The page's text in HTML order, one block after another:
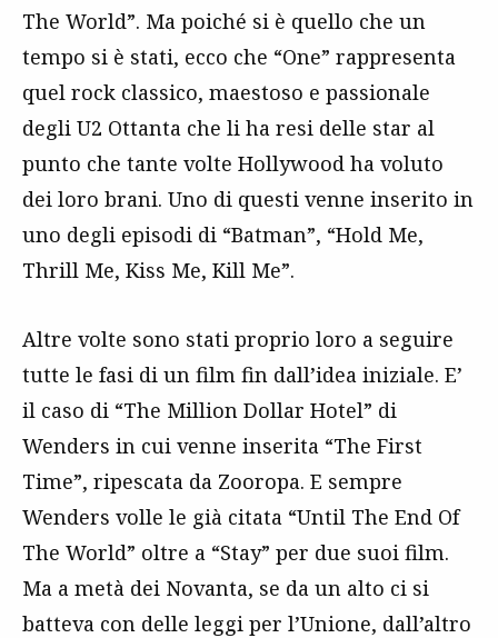
The World”. Ma poiché si è quello che un
tempo si è stati, ecco che “One” rappresenta
quel rock classico, maestoso e passionale
degli U2 Ottanta che li ha resi delle star al
punto che tante volte Hollywood ha voluto
dei loro brani. Uno di questi venne inserito in
uno degli episodi di “Batman”, “Hold Me,
Thrill Me, Kiss Me, Kill Me”.
Altre volte sono stati proprio loro a seguire
tutte le fasi di un film fin dall’idea iniziale. E’
il caso di “The Million Dollar Hotel” di
Wenders in cui venne inserita “The First
Time”, ripescata da Zooropa. E sempre
Wenders volle le già citata “Until The End Of
The World” oltre a “Stay” per due suoi film.
Ma a metà dei Novanta, se da un alto ci si
batteva con delle leggi per l’Unione, dall’altro